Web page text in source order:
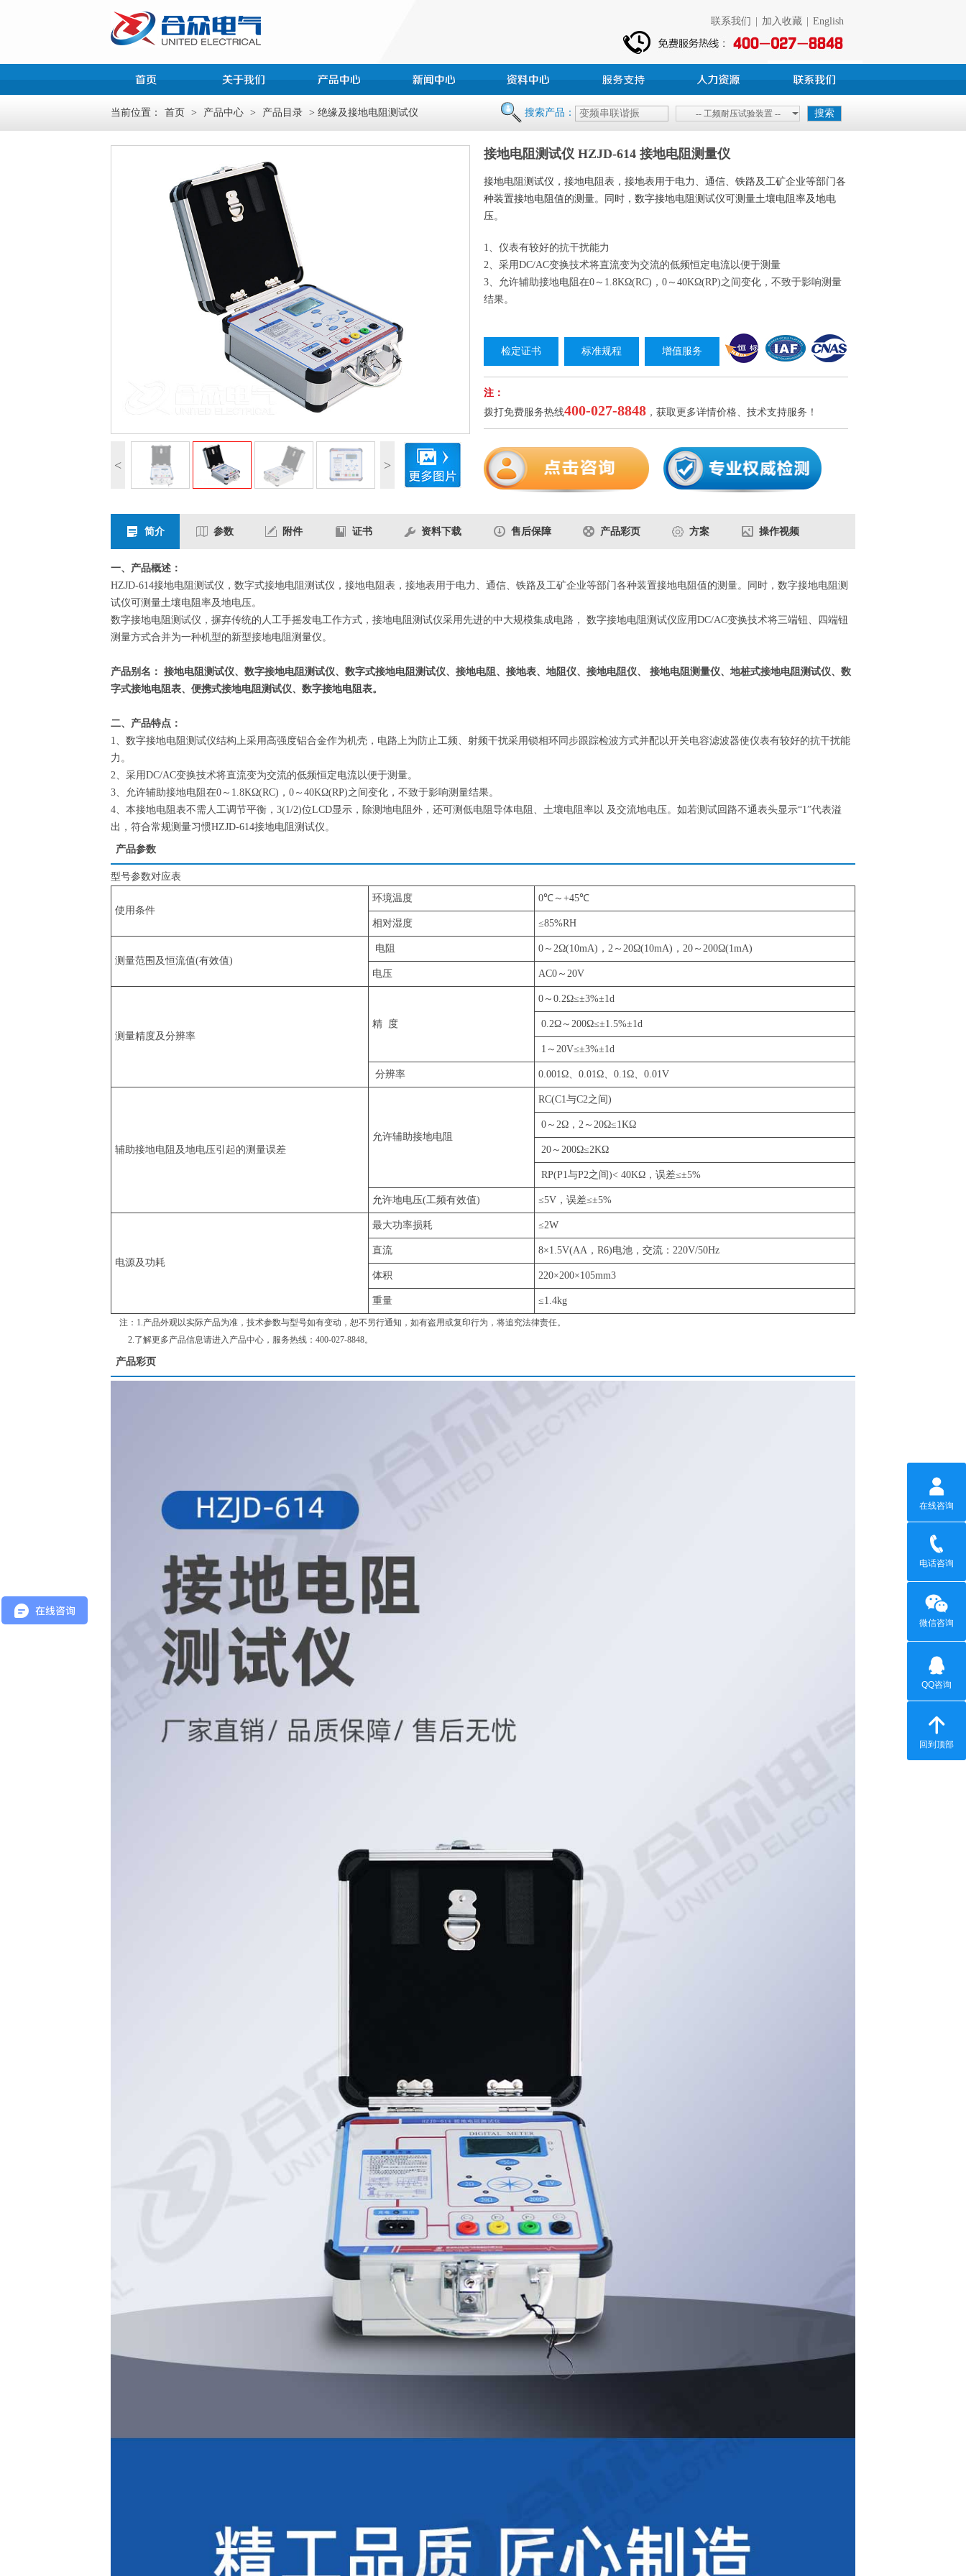
联系我们 加入收藏 English
当前位置： 首页 > 产品中心 > 产品目录 > 绝缘及接地电阻测试仪 搜索产品： -- 工频耐压试验装置 --
< >
接地电阻测试仪 HZJD-614 接地电阻测量仪
接地电阻测试仪，接地电阻表，接地表用于电力、通信、铁路及工矿企业等部门各
种装置接地电阻值的测量。同时，数字接地电阻测试仪可测量土壤电阻率及地电
压。
1、仪表有较好的抗干扰能力
2、采用DC/AC变换技术将直流变为交流的低频恒定电流以便于测量
3、允许辅助接地电阻在0～1.8KΩ(RC)，0～40KΩ(RP)之间变化，不致于影响测量
结果。
检定证书 标准规程 增值服务
注：
拨打免费服务热线400-027-8848 ，获取更多详情价格、技术支持服务！
简介 参数 附件 证书 资料下载 售后保障 产品彩页 方案 操作视频
一、产品概述：
HZJD-614接地电阻测试仪，数字式接地电阻测试仪，接地电阻表，接地表用于电力、通信、铁路及工矿企业等部门各种装置接地电阻值的测量。同时，数字接地电阻测
试仪可测量土壤电阻率及地电压。
数字接地电阻测试仪，摒弃传统的人工手摇发电工作方式，接地电阻测试仪采用先进的中大规模集成电路， 数字接地电阻测试仪应用DC/AC变换技术将三端钮、四端钮
测量方式合并为一种机型的新型接地电阻测量仪。
产品别名： 接地电阻测试仪、数字接地电阻测试仪、数字式接地电阻测试仪、接地电阻、接地表、地阻仪、接地电阻仪、 接地电阻测量仪、地桩式接地电阻测试仪、数
字式接地电阻表、便携式接地电阻测试仪、数字接地电阻表。
二、产品特点：
1、数字接地电阻测试仪结构上采用高强度铝合金作为机壳，电路上为防止工频、射频干扰采用锁相环同步跟踪检波方式并配以开关电容滤波器使仪表有较好的抗干扰能
力。
2、采用DC/AC变换技术将直流变为交流的低频恒定电流以便于测量。
3、允许辅助接地电阻在0～1.8KΩ(RC)，0～40KΩ(RP)之间变化，不致于影响测量结果。
4、本接地电阻表不需人工调节平衡，3(1/2)位LCD显示，除测地电阻外，还可测低电阻导体电阻、土壤电阻率以 及交流地电压。如若测试回路不通表头显示“1”代表溢
出，符合常规测量习惯HZJD-614接地电阻测试仪。
产品参数
型号参数对应表
使用条件
环境温度 0℃～+45℃
相对湿度 ≤85%RH
测量范围及恒流值(有效值)
电阻 0～2Ω(10mA)，2～20Ω(10mA)，20～200Ω(1mA)
电压 AC0～20V
测量精度及分辨率
精 度
0～0.2Ω≤±3%±1d
0.2Ω～200Ω≤±1.5%±1d
1～20V≤±3%±1d
分辨率 0.001Ω、0.01Ω、0.1Ω、0.01V
辅助接地电阻及地电压引起的测量误差
允许辅助接地电阻
RC(C1与C2之间)
0～2Ω，2～20Ω≤1KΩ
20～200Ω≤2KΩ
RP(P1与P2之间)< 40KΩ，误差≤±5%
允许地电压(工频有效值) ≤5V，误差≤±5%
电源及功耗
最大功率损耗 ≤2W
直流 8×1.5V(AA，R6)电池，交流：220V/50Hz
体积 220×200×105mm3
重量 ≤1.4kg
注：1.产品外观以实际产品为准，技术参数与型号如有变动，恕不另行通知，如有盗用或复印行为，将追究法律责任。
2.了解更多产品信息请进入 产品中心 ，服务热线：400-027-8848。
产品彩页
在线咨询
电话咨询
微信咨询
QQ咨询
回到顶部